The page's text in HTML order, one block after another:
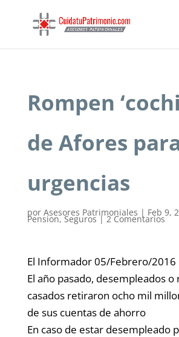
Rompen
de Afores
urgencias
por Asesores Patrimoniales | Feb 9,
Pension,Seguros|2 Comentarios
El Informador 05/Febrero/2016
El año pasado, desempleados o
casados retiraron ocho mil
de sus cuentas de ahorro
En caso de estar desempleado